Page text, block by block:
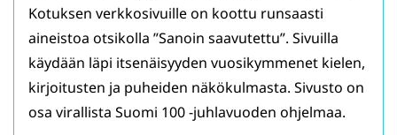
Kotuksen verkkosivuille on koottu runsaasti
aineistoa otsikolla ”Sanoin saavutettu”. Sivuilla
käydään läpi itsenäisyyden vuosikymmenet kielen,
kirjoitusten ja puheiden näkökulmasta. Sivusto on
osa virallista Suomi 100 -juhlavuoden ohjelmaa.